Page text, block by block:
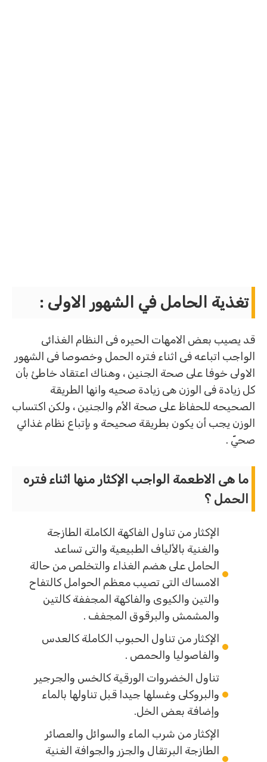
تغذية الحامل في الشهور الاولى :
قد يصيب بعض الامهات الحيره فى النظام الغذائى
الواجب اتباعه فى اثناء فتره الحمل وخصوصا فى الشهور
الاولى خوفا على صحة الجنين ، وهناك اعتقاد خاطئ بأن
كل زيادة فى الوزن هى زيادة صحيه وانها الطريقة
الصحيحه للحفاظ على صحة الأم والجنين ، ولكن اكتساب
الوزن يجب أن يكون بطريقة صحيحة و بإتباع نظام غذائي
صحيّ .
ما هى الاطعمة الواجب الإكثار منها اثناء فتره
الحمل ؟
الإكثار من تناول الفاكهة الكاملة الطازجة
والغنية بالألياف الطبيعية والتى تساعد
الحامل على هضم الغذاء والتخلص من حالة
الامساك التى تصيب معظم الحوامل كالتفاح
والتين والكيوى والفاكهة المجففة كالتين
والمشمش والبرقوق المجفف .
الإكثار من تناول الحبوب الكاملة كالعدس
والفاصوليا والحمص .
تناول الخضروات الورقية كالخس والجرجير
والبروكلى وغسلها جيدا قبل تناولها بالماء
وإضافة بعض الخل.
الإكثار من شرب الماء والسوائل والعصائر
الطازجة البرتقال والجزر والجوافة الغنية